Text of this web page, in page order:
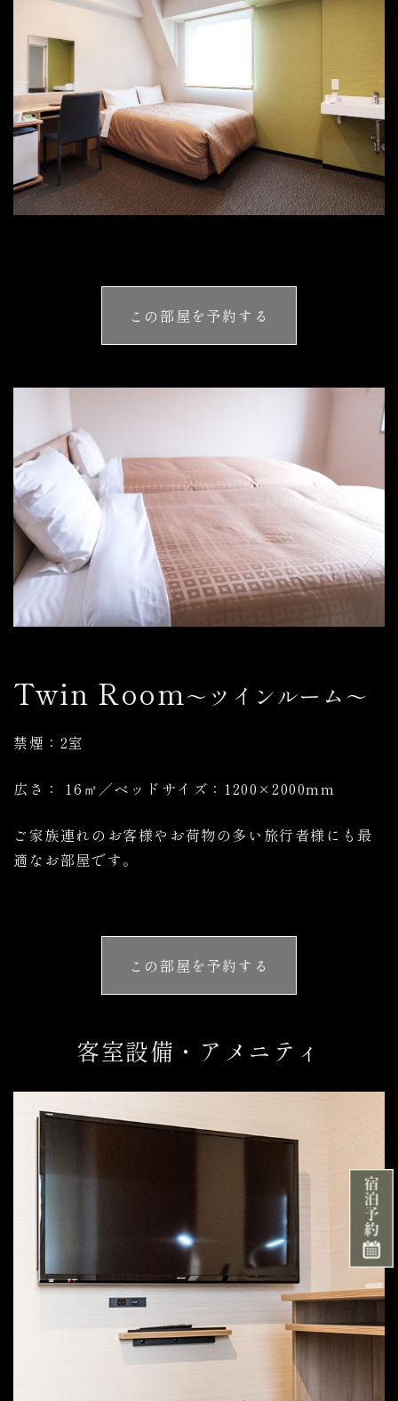
この部屋を予約する
Twin Room～ツインルーム～
禁煙：2室
広さ： 16㎡／ベッドサイズ：1200×2000mm
ご家族連れのお客様やお荷物の多い旅行者様にも最
適なお部屋です。
この部屋を予約する
客室設備・アメニティ